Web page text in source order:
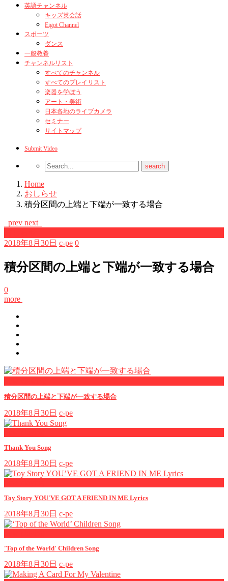
英語チャンネル
キッズ英会話
Eigot Channel
スポーツ
ダンス
一般教養
チャンネルリスト
すべてのチャンネル
すべてのプレイリスト
楽器を学ぼう
アート・美術
日本各地のライブカメラ
セミナー
サイトマップ
Submit Video
Home
おしらせ
積分区間の上端と下端が一致する場合
prev next
2018年8月30日 c-pe 0
積分区間の上端と下端が一致する場合
0
more
積分区間の上端と下端が一致する場合
2018年8月30日 c-pe
Thank You Song
2018年8月30日 c-pe
Toy Story YOU'VE GOT A FRIEND IN ME Lyrics
2018年8月30日 c-pe
'Top of the World' Children Song
2018年8月30日 c-pe